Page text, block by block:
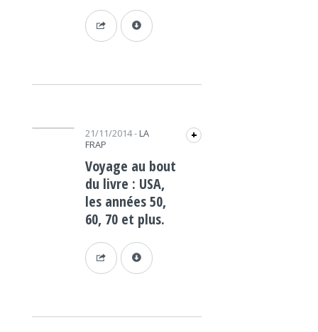
Lecteur audio 21/11/2014- LA
FRAP
+
Voyage au bout
du livre : USA,
les années 50,
60, 70 et plus.